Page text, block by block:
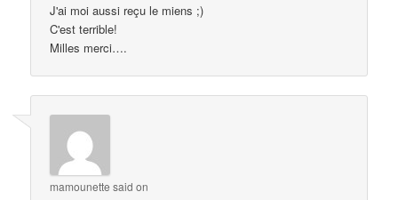
J'ai moi aussi reçu le miens ;)
C'est terrible!
Milles merci….
mamounette said on